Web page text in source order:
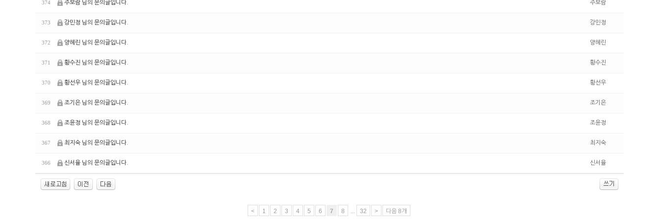
374 주보람 님의 문의글입니다. 주보람
373 강민정 님의 문의글입니다. 강민정
372 양혜린 님의 문의글입니다. 양혜린
371 황수진 님의 문의글입니다. 황수진
370 황선우 님의 문의글입니다. 황선우
369 조기은 님의 문의글입니다. 조기은
368 조윤정 님의 문의글입니다. 조윤정
367 최지숙 님의 문의글입니다. 최지숙
366 신서율 님의 문의글입니다. 신서율
< 1 2 3 4 5 6 7 8 ... 32 > 다음 8개